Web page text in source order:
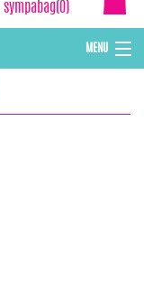
sympabag(0)
MENU